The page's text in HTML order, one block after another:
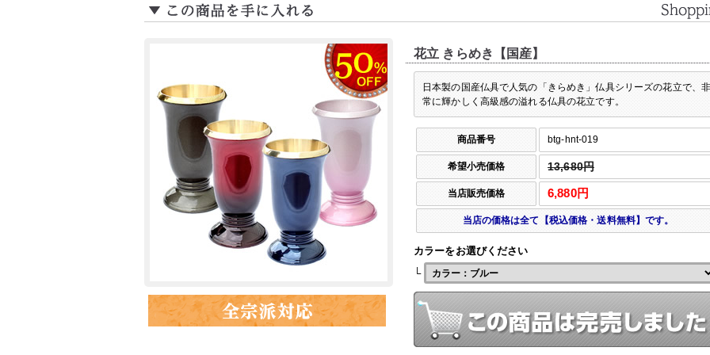
花立 きらめき【国産】
日本製の国産仏具で人気の「きらめき」仏具シリーズの花立で、
常に輝かしく高級感の溢れる仏具の花立です。
商品番号 btg-hnt-019
希望小売価格 13,680円
当店販売価格 6,880円
当店の価格は全て【税込価格・送料無料】です。
カラーをお選びください
└